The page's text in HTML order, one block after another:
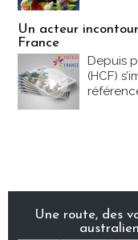
Un acteur
France
Depuis
(HCF)
Une route, des